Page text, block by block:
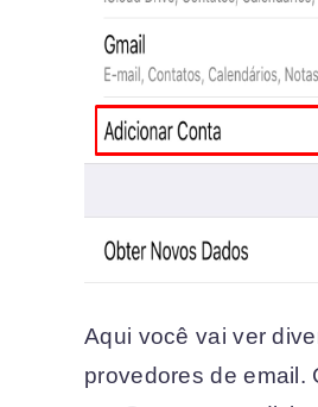
Aqui você vai ver
provedores de email.